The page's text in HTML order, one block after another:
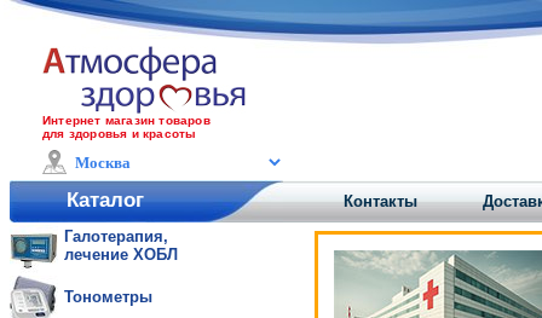
Интернет магазин товаров
для здоровья и красоты
Каталог Контакты
Галотерапия,
лечение ХОБЛ
Тонометры